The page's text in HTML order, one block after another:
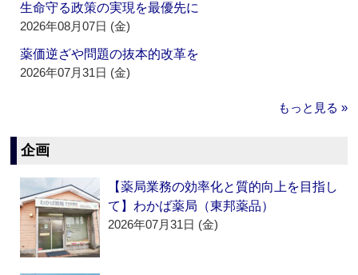
生命守る政策の実現を最優先に
2026年08月07日 (金)
薬価逆ざや問題の抜本的改革を
2026年07月31日 (金)
もっと見る »
企画
【薬局業務の効率化と質的向上を目指し
て】わかば薬局（東邦薬品）
2026年07月31日 (金)